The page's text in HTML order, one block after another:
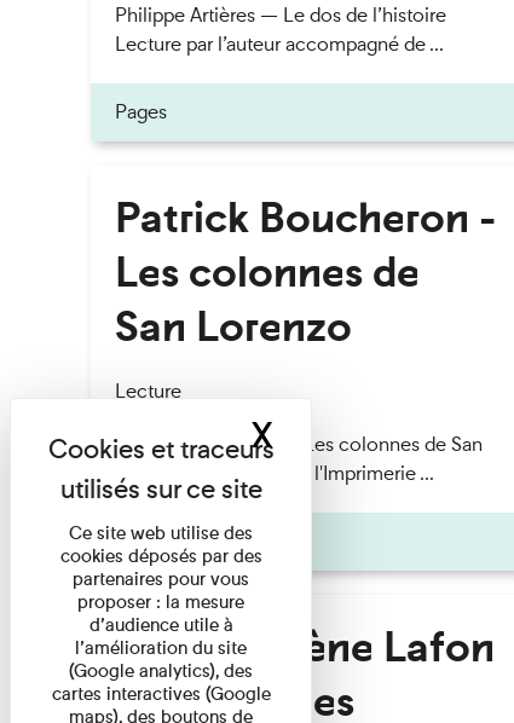
Philippe Artières — Le dos de l’histoire
Lecture par l’auteur accompagné de ...
Pages
Patrick Boucheron -
Les colonnes de
San Lorenzo
Lecture
Patrick Boucheron — Les colonnes de San
Lorenzo Les Invités de l'Imprimerie ...
Pages
Marie-Hélène Lafon
- Où sont les
Ce site web utilise des
cookies déposés par des
partenaires pour vous
proposer : la mesure
d’audience utile à
l’amélioration du site
(Google analytics), des
cartes interactives (Google
maps), des boutons de
XMasquer le